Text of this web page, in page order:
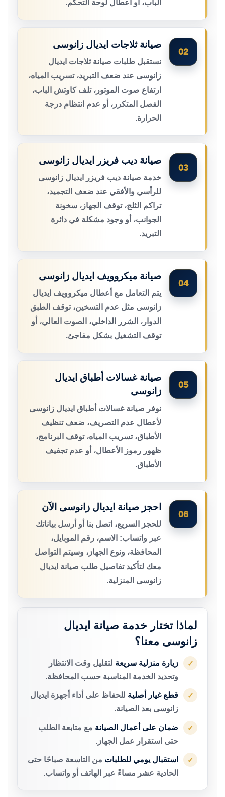
الباب، أو أعطال لوحة التحكم.
02
صيانة ثلاجات ايديال زانوسى
نستقبل طلبات صيانة ثلاجات ايديال
زانوسى عند ضعف التبريد، تسريب المياه،
ارتفاع صوت الموتور، تلف كاوتش الباب،
الفصل المتكرر، أو عدم انتظام درجة
الحرارة.
03
صيانة ديب فريزر ايديال زانوسى
خدمة صيانة ديب فريزر ايديال زانوسى
للرأسي والأفقي عند ضعف التجميد،
تراكم الثلج، توقف الجهاز، سخونة
الجوانب، أو وجود مشكلة في دائرة
التبريد.
04
صيانة ميكروويف ايديال زانوسى
يتم التعامل مع أعطال ميكروويف ايديال
زانوسى مثل عدم التسخين، توقف الطبق
الدوار، الشرر الداخلي، الصوت العالي، أو
توقف التشغيل بشكل مفاجئ.
05
صيانة غسالات أطباق ايديال
زانوسى
نوفر صيانة غسالات أطباق ايديال زانوسى
لأعطال عدم التصريف، ضعف تنظيف
الأطباق، تسريب المياه، توقف البرنامج،
ظهور رموز الأعطال، أو عدم تجفيف
الأطباق.
06
احجز صيانة ايديال زانوسى الآن
للحجز السريع، اتصل بنا أو أرسل بياناتك
عبر واتساب: الاسم، رقم الموبايل،
المحافظة، ونوع الجهاز، وسيتم التواصل
معك لتأكيد تفاصيل طلب صيانة ايديال
زانوسى المنزلية.
لماذا تختار خدمة صيانة ايديال
زانوسى معنا؟
✓ زيارة منزلية سريعة لتقليل وقت الانتظار
وتحديد الخدمة المناسبة حسب المحافظة.
✓ قطع غيار أصلية للحفاظ على أداء أجهزة ايديال
زانوسى بعد الصيانة.
✓ ضمان على أعمال الصيانة مع متابعة الطلب
حتى استقرار عمل الجهاز.
✓ استقبال يومي للطلبات من التاسعة صباحًا حتى
الحادية عشر مساءً عبر الهاتف أو واتساب.